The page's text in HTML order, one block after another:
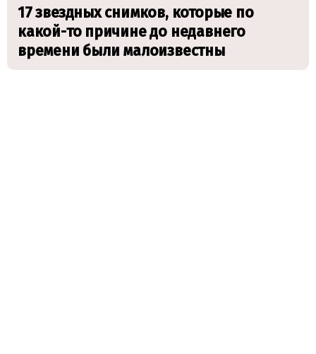
17 звездных снимков, которые по
какой-то причине до недавнего
времени были малоизвестны